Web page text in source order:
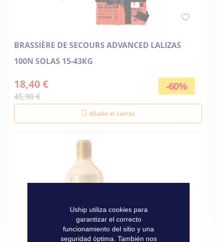
BRASSIÈRE DE SECOURS ADVANCED LALIZAS
100N SOLAS 15-43KG
-60%
18,40 €
45,90 €
Añadir al carrito
Uship utiliza cookies para
garantizar el correcto
funcionamiento del sitio y una
seguridad óptima. También nos